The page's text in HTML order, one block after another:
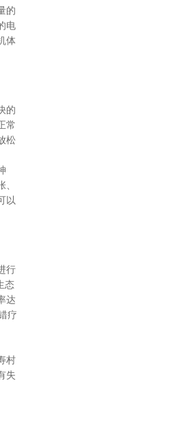
的
电
体
的
常
松
以
行
态
达
疗
村
失